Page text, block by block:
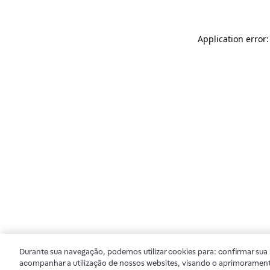
Application
Durante sua navegação, podemos utilizar cookies para: confirmar
acompanhar a utilização de nossos websites, visando o